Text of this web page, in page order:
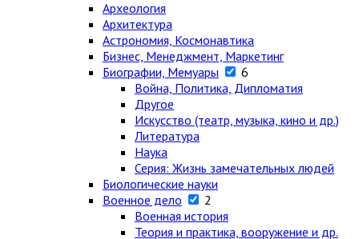
Археология
Архитектура
Астрономия, Космонавтика
Бизнес, Менеджмент, Маркетинг
Биографии, Мемуары
6
Война, Политика, Дипломатия
Другое
Искусство (театр, музыка, кино и др.)
Литература
Наука
Серия: Жизнь замечательных людей
Биологические науки
Военное дело
2
Военная история
Теория и практика, вооружение и др.